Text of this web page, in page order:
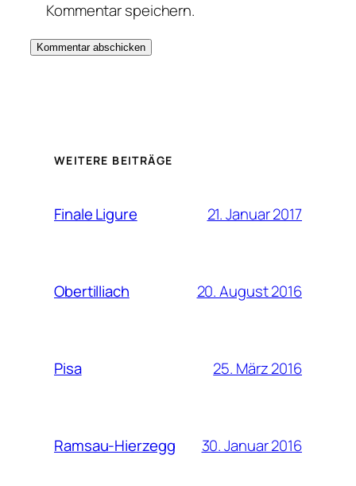
Kommentar speichern.
WEITERE BEITRÄGE
Finale Ligure 21. Januar 2017
Obertilliach 20. August 2016
Pisa 25. März 2016
Ramsau-Hierzegg 30. Januar 2016